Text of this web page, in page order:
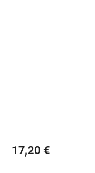
17,20 €